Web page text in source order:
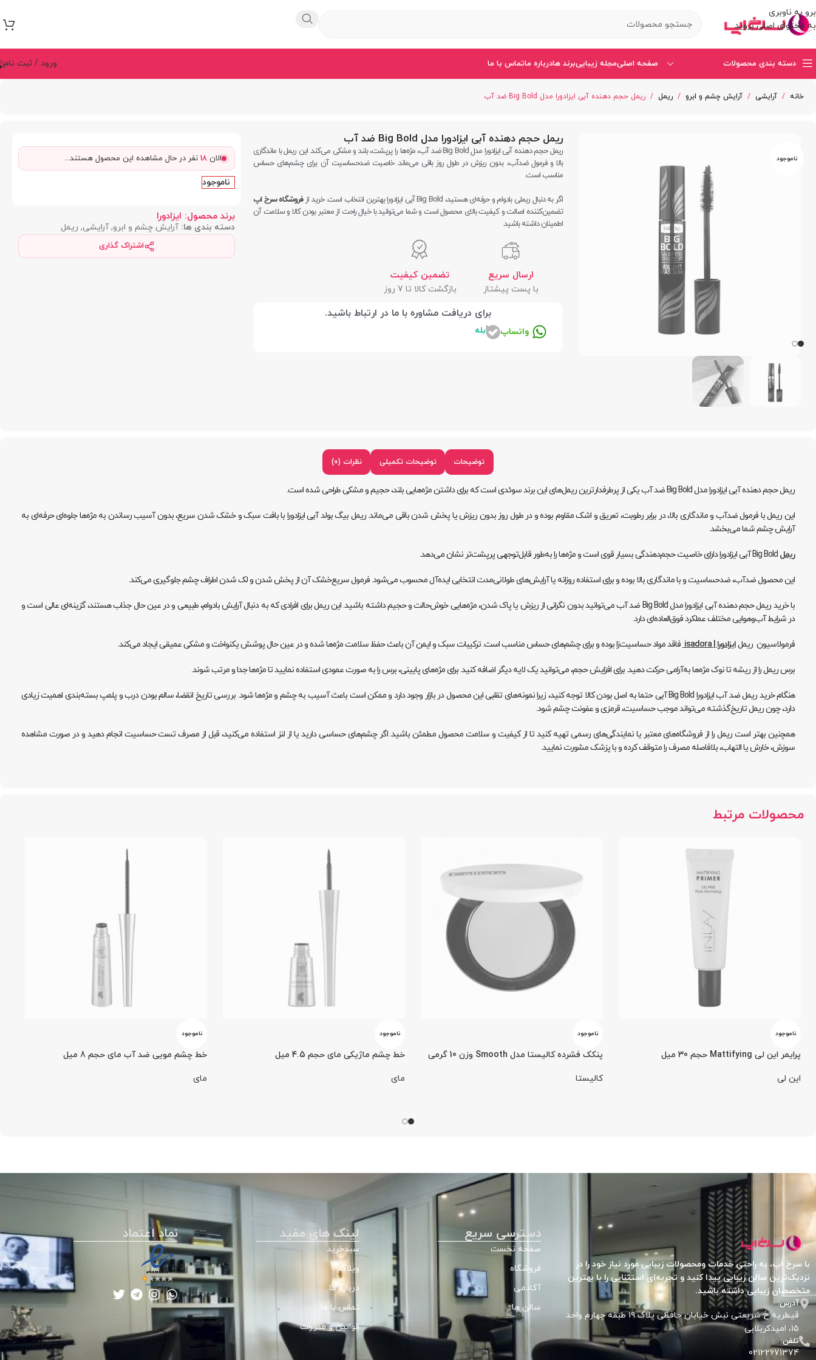
برو به ناوبری
به محتوای اصلی بروید
دسته بندی محصولات صفحه اصلیمجله زیباییبرند هادرباره ماتماس با ما ورود / ثبت نام
خانه / آرایشی / آرایش چشم و ابرو / ریمل / ریمل حجم دهنده آبی ایزادورا مدل Big Bold ضد آب
ناموجود
ریمل حجم دهنده آبی ایزادورا مدل Big Bold ضد آب
ریمل حجم دهنده آبی ایزادورا مدل Big Bold ضد آب، مژه‌ها را پرپشت، بلند و مشکی می‌کند. این ریمل با ماندگاری
بالا و فرمول ضدآب، بدون ریزش در طول روز باقی می‌ماند. خاصیت ضدحساسیت آن برای چشم‌های حساس
مناسب است.
اگر به دنبال ریملی بادوام و حرفه‌ای هستید، Big Bold آبی ایزادورا بهترین انتخاب است. خرید از
فروشگاه سرخ‌ اپ
تضمین‌کننده اصالت و کیفیت بالای محصول است و شما می‌توانید با خیال راحت از معتبر بودن کالا و سلامت آن
اطمینان داشته باشید.
ارسال سریع
با پست پیشتاز
تضمین کیفیت
بازگشت کالا تا 7 روز
برای دریافت مشاوره با ما در ارتباط باشید.
واتساپ بله
الان 18نفر در حال مشاهده این محصول هستند...
ناموجود
برند محصول: ایزادورا
دسته بندی ها:آرایش چشم و ابرو,آرایشی, ریمل
اشتراک گذاری
توضیحات توضیحات تکمیلی نظرات (0)
ریمل حجم دهنده آبی ایزادورا مدل Big Bold ضد آب یکی از پرطرفدارترین ریمل‌های این برند سوئدی است که برای داشتن مژه‌هایی بلند، حجیم و مشکی طراحی شده است.
این ریمل با فرمول ضدآب و ماندگاری بالا، در برابر رطوبت، تعریق و اشک مقاوم بوده و در طول روز بدون ریزش یا پخش شدن باقی می‌ماند. ریمل بیگ بولد آبی ایزادورا با بافت سبک و خشک شدن سریع، بدون آسیب رساندن به مژه‌ها جلوه‌ای حرفه‌ای به
آرایش چشم شما می‌بخشد.
ریمل
این محصول ضدآب، ضدحساسیت و با ماندگاری بالا بوده و برای استفاده روزانه یا آرایش‌های طولانی‌مدت انتخابی ایده‌آل محسوب می‌شود. فرمول سریع‌خشک آن از پخش شدن و لک شدن اطراف چشم جلوگیری می‌کند.
با خرید ریمل حجم دهنده آبی ایزادورا مدل Big Bold ضد آب می‌توانید بدون نگرانی از ریزش یا پاک شدن، مژه‌هایی خوش‌حالت و حجیم داشته باشید. این ریمل برای افرادی که به دنبال آرایش بادوام، طبیعی و در عین حال جذاب هستند، گزینه‌ای عالی است و
در شرایط آب‌وهوایی مختلف عملکرد فوق‌العاده‌ای دارد.
فرمولاسیون ریملایزادورا | isadora فاقد مواد حساسیت‌زا بوده و برای چشم‌های حساس مناسب است. ترکیبات سبک و ایمن آن باعث حفظ سلامت مژه‌ها شده و در عین حال پوشش یکنواخت و مشکی عمیقی ایجاد می‌کند.
برس ریمل را از ریشه تا نوک مژه‌ها به‌آرامی حرکت دهید. برای افزایش حجم، می‌توانید یک لایه دیگر اضافه کنید. برای مژه‌های پایینی، برس را به صورت عمودی استفاده نمایید تا مژه‌ها جدا و مرتب شوند.
هنگام خرید ریمل ضد آب ایزادورا Big Bold آبی حتما به اصل بودن کالا توجه کنید، زیرا نمونه‌های تقلبی این محصول در بازار وجود دارد و ممکن است باعث آسیب به چشم و مژه‌ها شود. بررسی تاریخ انقضا، سالم بودن درب و پلمپ بسته‌بندی اهمیت زیادی
دارد، چون ریمل تاریخ‌گذشته می‌تواند موجب حساسیت، قرمزی و عفونت چشم شود.
همچنین بهتر است ریمل را از فروشگاه‌های معتبر یا نمایندگی‌های رسمی تهیه کنید تا از کیفیت و سلامت محصول مطمئن باشید. اگر چشم‌های حساسی دارید یا از لنز استفاده می‌کنید، قبل از مصرف تست حساسیت انجام دهید و در صورت مشاهده
سوزش، خارش یا التهاب، بلافاصله مصرف را متوقف کرده و با پزشک مشورت نمایید.
محصولات مرتبط
ناموجود
پرایمر این لی Mattifying حجم 30 میل
این لی
ناموجود
پنکک فشرده کالیستا مدل Smooth وزن 10 گرمی
کالیستا
ناموجود
خط چشم ماژیکی مای حجم 4.5 میل
مای
ناموجود
خط چشم مویی ضد آب مای حجم 8 میل
مای
با سرخ اپ، به راحتی خدمات ومحصولات زیبایی مورد نیاز خود را در
نزدیک‌ترین سالن زیبایی پیدا کنید و تجربه‌ای استثنایی را با بهترین
متخصصان زیبایی داشته باشید.
آدرس:
قیطریه خ شریعتی نبش خیابان حافظی پلاک ۱۹ طبقه چهارم واحد
۱۵، امیدکربلابی
تلفن:
02122671374
دسترسی سریع
صفحه نخست
فروشگاه
آکادمی
سالن ها
لینک های مفید
سبدخرید
وبلاگ
درباره ما
تماس با ما
قوانین و مقررات
نماد اعتماد